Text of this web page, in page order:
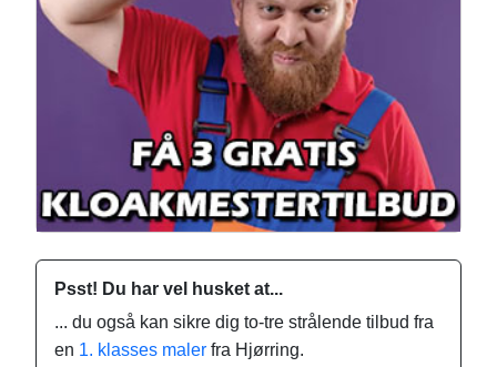
Psst! Du har vel husket at...
... du også kan sikre dig to-tre strålende tilbud fra
en 1. klasses maler fra Hjørring.